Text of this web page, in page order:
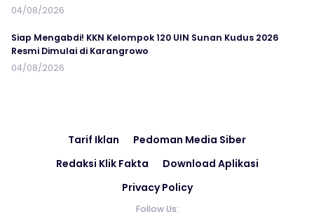
04/08/2026
Siap Mengabdi! KKN Kelompok 120 UIN Sunan Kudus 2026
Resmi Dimulai di Karangrowo
04/08/2026
Tarif Iklan
Pedoman Media Siber
Redaksi Klik Fakta
Download Aplikasi
Privacy Policy
Follow Us: